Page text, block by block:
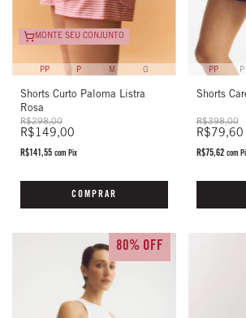
MONTE SEU CONJUNTO
PP P M G
Shorts Curto Paloma Listra
Rosa
R$298,00
R$149,00
R$141,55 com Pix
COMPRAR
PP P
Shorts
R$398,00
R$79,60
R$75,62 com
80% OFF